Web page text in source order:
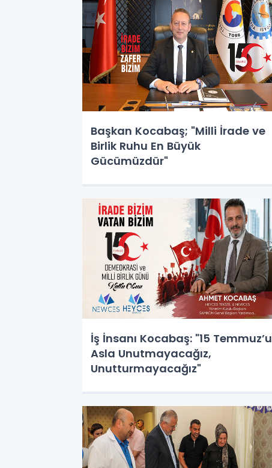
Başkan Kocabaş; "Milli İrade ve
Birlik Ruhu En Büyük
Gücümüzdür"
İş İnsanı Kocabaş: "15 Temmuz’u
Asla Unutmayacağız,
Unutturmayacağız"